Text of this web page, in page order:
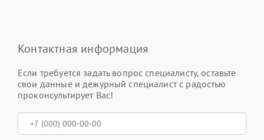
Контактная информация
Если требуется задать вопрос специалисту, оставьте
свои данные и дежурный специалист с радостью
проконсультирует Вас!